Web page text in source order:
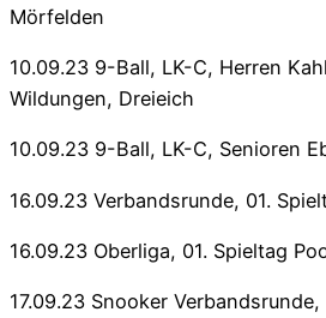
Mörfelden
10.09.23 9-Ball, LK-C, Herren
Wildungen, Dreieich
10.09.23 9-Ball, LK-C, Senioren
16.09.23 Verbandsrunde, 01.
16.09.23 Oberliga, 01. Spieltag
17.09.23 Snooker